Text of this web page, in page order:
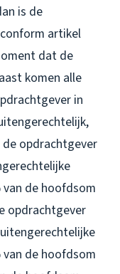
is de
artikel
dat de
komen alle
in
opdrachtgever
de hoofdsom
opdrachtgever
de hoofdsom